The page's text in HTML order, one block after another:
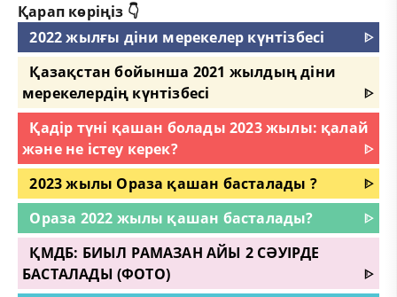
Қарап көріңіз 👇
2022 жылғы діни мерекелер күнтізбесі
ᐈ
Қазақстан бойынша 2021 жылдың діни
мерекелердің күнтізбесі
ᐈ
Қадір түні қашан болады 2023 жылы: қалай
және не істеу керек?
ᐈ
2023 жылы Ораза қашан басталады ?
ᐈ
Ораза 2022 жылы қашан басталады?
ᐈ
ҚМДБ: БИЫЛ РАМАЗАН АЙЫ 2 СӘУІРДЕ
БАСТАЛАДЫ (ФОТО)
ᐈ